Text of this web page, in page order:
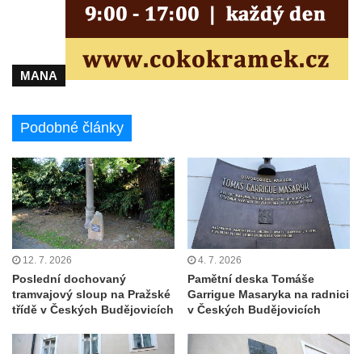
Pamětní deska Casanovy na kapli svaté
Barbory v sadech Rudé armády v
Duchcově
Pivovarské ulici ve Šluknově
Pamětní deska Eduarda Schrötera na
bráně hřbitova v Horní Chřibské.
Pamětní deska Friedricha Schillera u
rozhledny Háj u Aše
Pamětní deska Josefa II. na Císařském
kameni
Pamětní deska Františka Schwarze na
domě čp. 42 v Perštýnské ulici v
Pamětní deska Karla Kryla na ulici 1. máje v
MANA
Podobné články
12. 7. 2026
Poslední dochovaný
tramvajový sloup na Pražské
třídě v Českých Budějovicích
4. 7. 2026
Pamětní deska Tomáše
Garrigue Masaryka na radnici
v Českých Budějovicích